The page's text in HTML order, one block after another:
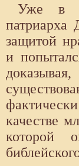
Уже в
патриарха
защитой
и
качестве
которой